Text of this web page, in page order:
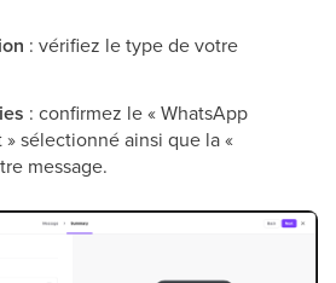
: vérifiez le type de votre
: confirmez le « WhatsApp
sélectionné ainsi que la «
message.